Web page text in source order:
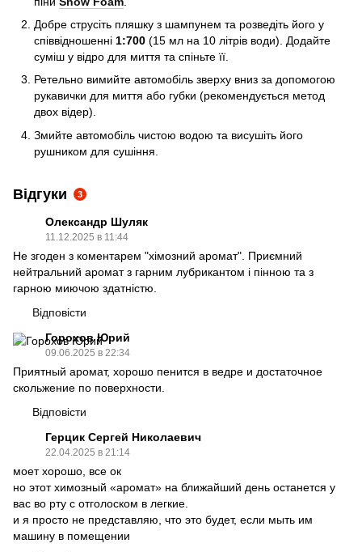
Добре струсіть пляшку з шампунем та розведіть його у
співвідношенні 1:700 (15 мл на 10 літрів води). Додайте
суміш у відро для миття та спіньте її.
Ретельно вимийте автомобіль зверху вниз за допомогою
рукавички для миття або губки (рекомендується метод
двох відер).
Змийте автомобіль чистою водою та висушіть його
рушником для сушіння.
Відгуки 3
Олександр Шуляк
11.12.2025 в 11:44
Не згоден з коментарем "хімозний аромат". Приємний
нейтральний аромат з гарним лубрикантом і пінною та з
гарною миючою здатністю.
Відповісти
Горохов Юрий
09.06.2025 в 22:34
Приятный аромат, хорошо пенится в ведре и достаточное
скольжение по поверхности.
Відповісти
Герцик Сергей Николаевич
22.04.2025 в 21:14
моет хорошо, все ок
но этот химозный «аромат» на ближайший день останется у
вас во рту с отголоском в легкие.
и я просто не представляю, что это будет, если мыть им
машину в помещении